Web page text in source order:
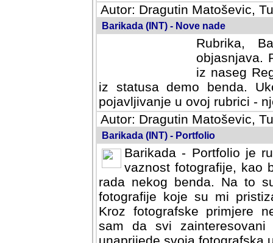
Autor: Dragutin Matoševic,
Barikada (INT) - Nove nade
Rubrika,
objasnjava.
iz naseg
iz statusa demo benda.
pojavljivanje u ovoj rubrici -
Autor: Dragutin Matoševic,
Barikada (INT) - Portfolio
Barikada - Portfolio je
vaznost fotografije, kao
rada nekog benda. Na to
fotografije koje su mi
fotografske primjere
svi zainteresovani